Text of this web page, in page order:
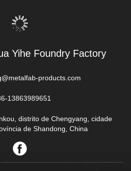
Yihe Foundry Factory
products.com
13863989651
distrito de Chengyang, cidade
de Shandong, China